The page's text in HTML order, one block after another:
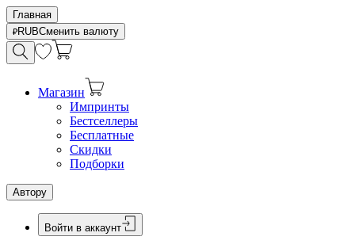
Главная
RUBСменить валюту
Магазин
Импринты
Бестселлеры
Бесплатные
Скидки
Подборки
Автору
Войти в аккаунт